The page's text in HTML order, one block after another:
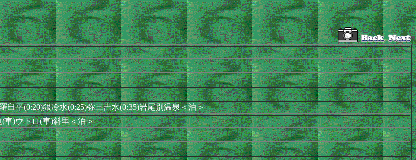
臼平(0:20)銀冷水(0:25)弥三吉水(0:35)岩尾別温泉＜泊＞
車)ウトロ(車)斜里＜泊＞